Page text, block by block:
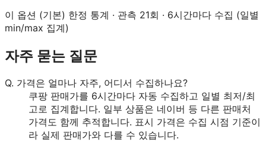
이 옵션 (기본) 한정 통계 · 관측 21회 · 6시간마다 수집 (일별
min/max 집계)
자주 묻는 질문
Q. 가격은 얼마나 자주, 어디서 수집하나요?
쿠팡 판매가를 6시간마다 자동 수집하고 일별 최저/최
고로 집계합니다. 일부 상품은 네이버 등 다른 판매처
가격도 함께 추적합니다. 표시 가격은 수집 시점 기준이
라 실제 판매가와 다를 수 있습니다.